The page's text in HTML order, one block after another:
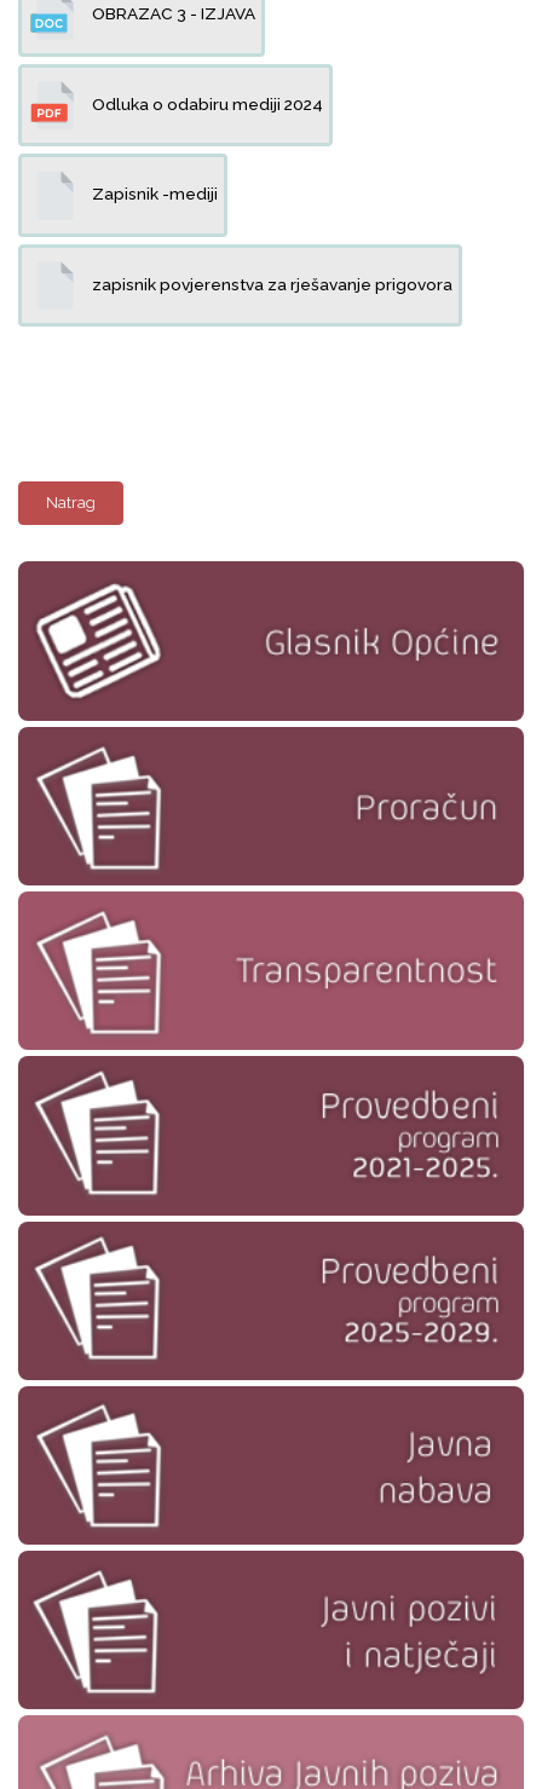
OBRAZAC 3 - IZJAVA
Odluka o odabiru mediji 2024
Zapisnik -mediji
zapisnik povjerenstva za rješavanje prigovora
Natrag